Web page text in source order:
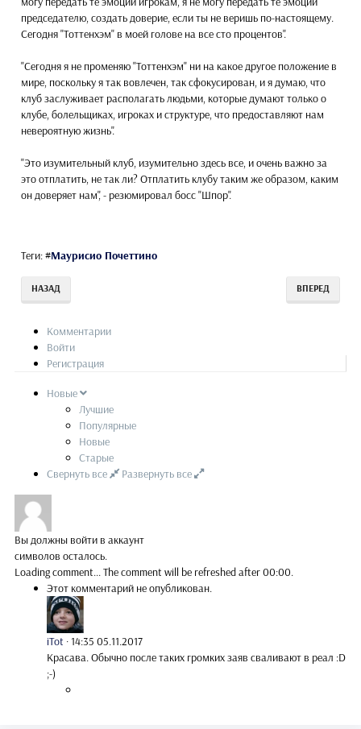
председателю, создать доверие, если ты не веришь по-настоящему.
Сегодня "Тоттенхэм" в моей голове на все сто процентов".
"Сегодня я не променяю "Тоттенхэм" ни на какое другое положение в
мире, поскольку я так вовлечен, так сфокусирован, и я думаю, что
клуб заслуживает располагать людьми, которые думают только о
клубе, болельщиках, игроках и структуре, что предоставляют нам
невероятную жизнь".
"Это изумительный клуб, изумительно здесь все, и очень важно за
это отплатить, не так ли? Отплатить клубу таким же образом, каким
он доверяет нам", - резюмировал босс "Шпор".
Теги:#Маурисио Почеттино
НАЗАД ВПЕРЕД
Комментарии
Войти
Регистрация
Новые
Лучшие
Популярные
Новые
Старые
Свернуть все
Развернуть все
Вы должны войти в аккаунт
символов осталось.
Loading comment...The comment will be refreshed after00:00.
Этот комментарий не опубликован.
iTot ·14:35 05.11.2017
Красава. Обычно после таких громких заяв сваливают в реал :D
;-)